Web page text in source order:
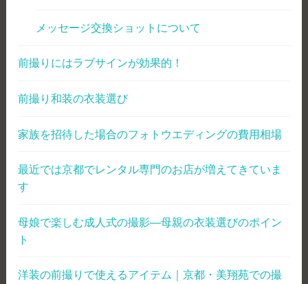
メッセージ交換ショットについて
前撮りにはラブサインが効果的！
前撮り和装の衣装選び
家族を招待した場合のフォトウエディングの費用相場
最近では京都でレンタル専門のお店が増えてきていま
す
母娘で楽しむ成人式の撮影―母親の衣装選びのポイン
ト
洋装の前撮りで使えるアイテム｜京都・美翔苑での撮